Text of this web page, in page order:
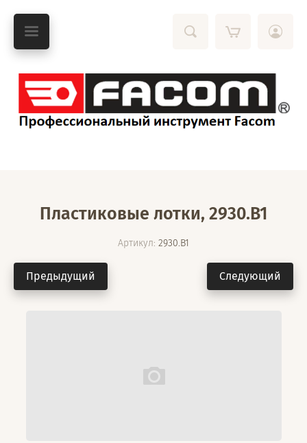
Пластиковые лотки, 2930.B1
Артикул: 2930.B1
Предыдущий Следующий